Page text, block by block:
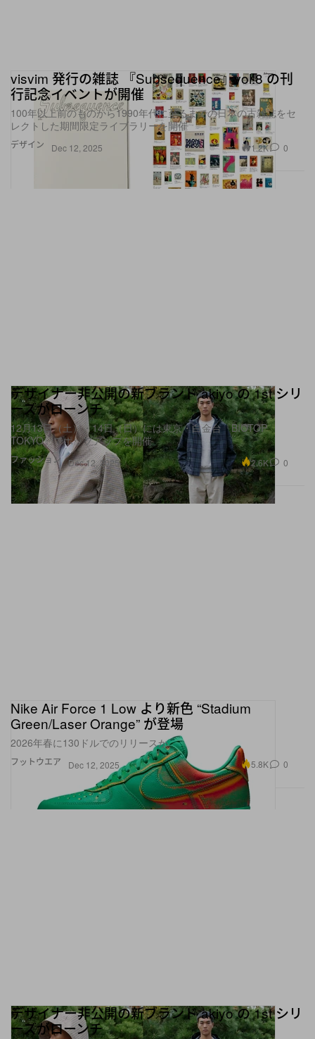
デザイン
visvim 発行の雑誌 『Subsequence』vol.8 の刊
行記念イベントが開催
100年以上前のものから1990年代に至るまでの日本の古雑誌をセ
レクトした期間限定ライブラリーを開催
Dec 12, 2025 1.2K 0
ファッション
デザイナー非公開の新ブランド akiyo の 1st シリ
ーズがローンチ
12月13日（土）・14日（日）には東京・白金台『BIOTOP
TOKYO』でポップアップを開催
Dec 12, 2025 2.6K 0
フットウエア
Nike Air Force 1 Low より新色 “Stadium
Green/Laser Orange” が登場
2026年春に130ドルでのリリースか
Dec 12, 2025 5.8K 0
デザイナー非公開の新ブランド akiyo の 1st シリ
ーズがローンチ